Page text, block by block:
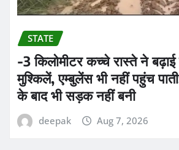
STATE
-3 किलोमीटर कच्चे रास्ते ने बढ़ाई
मुश्किलें, एम्बुलेंस भी नहीं पहुंच
के बाद भी सड़क नहीं बनी
deepak Aug 7, 2026